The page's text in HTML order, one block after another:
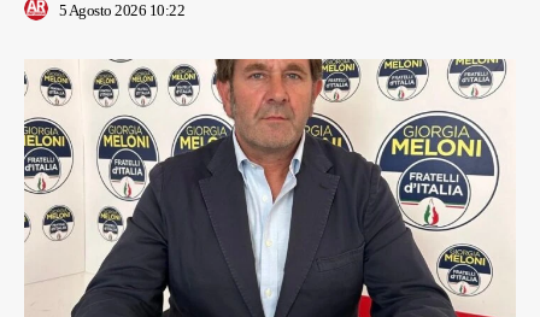
5 Agosto 2026 10:22